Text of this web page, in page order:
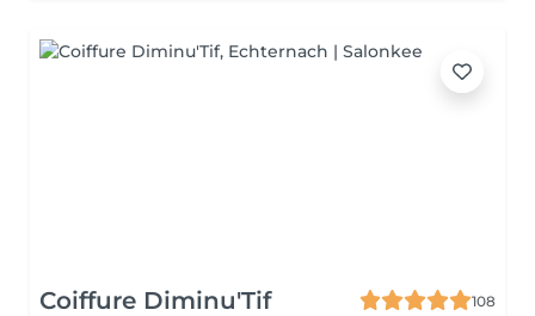
Coiffure Diminu'Tif
108